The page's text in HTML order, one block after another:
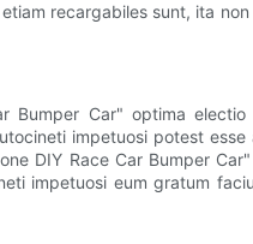
recargabiles sunt, ita
Bumper Car" optima
impetuosi potest esse
DIY Race Car Bumper
impetuosi eum gratum